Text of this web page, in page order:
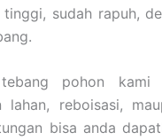
sudah rapuh,
pohon kami
lahan, reboisasi,
bisa anda